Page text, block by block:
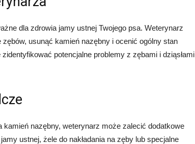
dla zdrowia jamy ustnej Twojego psa. Weterynarz
usunąć kamień nazębny i ocenić ogólny stan
potencjalne problemy z zębami i dziąsłami
nazębny, weterynarz może zalecić dodatkowe
ustnej, żele do nakładania na zęby lub specjalne